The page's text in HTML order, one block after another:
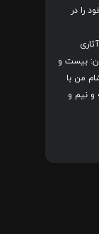
خود را در
بیست و
من با
و نیم و